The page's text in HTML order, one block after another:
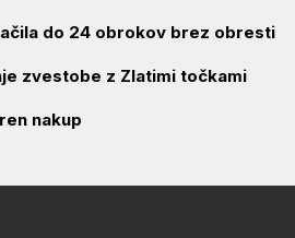
do 24 obrokov brez obresti
zvestobe z Zlatimi točkami
nakup